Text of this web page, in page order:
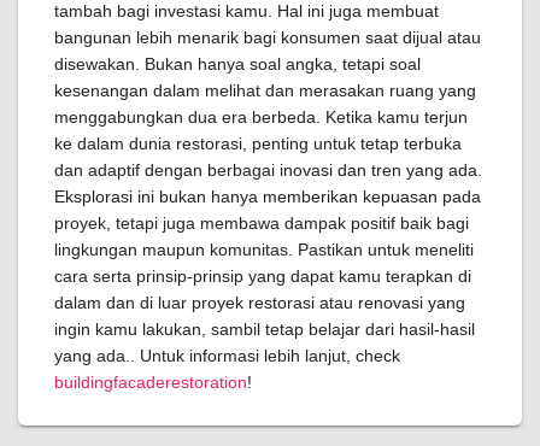
tambah bagi investasi kamu. Hal ini juga membuat
bangunan lebih menarik bagi konsumen saat dijual atau
disewakan. Bukan hanya soal angka, tetapi soal
kesenangan dalam melihat dan merasakan ruang yang
menggabungkan dua era berbeda. Ketika kamu terjun
ke dalam dunia restorasi, penting untuk tetap terbuka
dan adaptif dengan berbagai inovasi dan tren yang ada.
Eksplorasi ini bukan hanya memberikan kepuasan pada
proyek, tetapi juga membawa dampak positif baik bagi
lingkungan maupun komunitas. Pastikan untuk meneliti
cara serta prinsip-prinsip yang dapat kamu terapkan di
dalam dan di luar proyek restorasi atau renovasi yang
ingin kamu lakukan, sambil tetap belajar dari hasil-hasil
yang ada.. Untuk informasi lebih lanjut, check
buildingfacaderestoration!